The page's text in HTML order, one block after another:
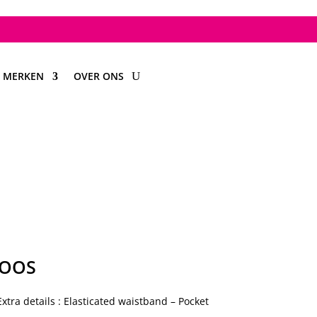
MERKEN OVER ONS
details : Elasticated waistband – Pocket